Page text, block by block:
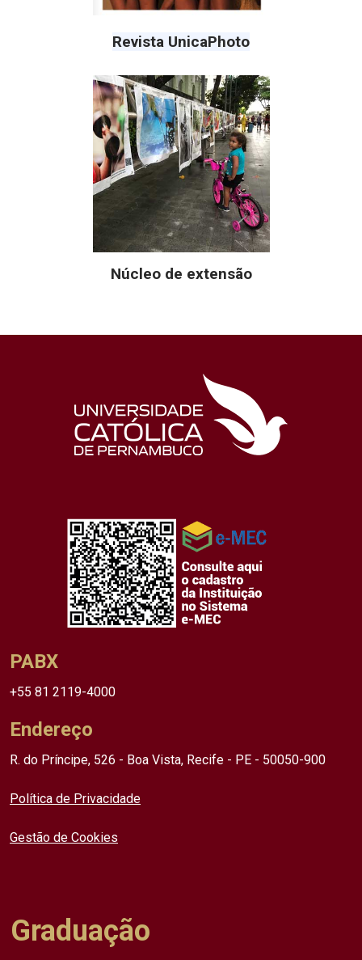
Revista UnicaPhoto
Núcleo de extensão
PABX
+55 81 2119-4000
Endereço
R. do Príncipe, 526 - Boa Vista, Recife - PE - 50050-900
Política de Privacidade
Gestão de Cookies
Graduação